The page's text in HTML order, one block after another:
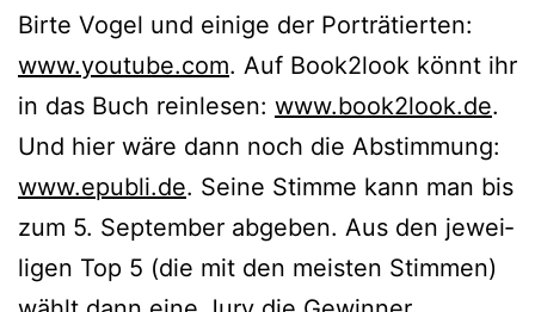
Birte Vogel und eini­ge der Porträtierten:
www.youtube.com. Auf Book2look könnt ihr
in das Buch rein­le­sen: www.book2look.de.
Und hier wäre dann noch die Abstimmung:
www.epubli.de. Seine Stimme kann man bis
zum 5. September abge­ben. Aus den jewei­
li­gen Top 5 (die mit den meis­ten Stimmen)